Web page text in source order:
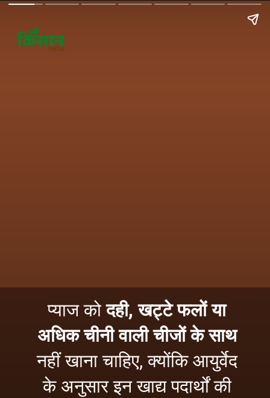
प्याज कोदही, खट्टे फलों या
अधिक चीनी वाली चीजों के साथ
नहीं खाना चाहिए, क्योंकि आयुर्वेद
के अनुसार इन खाद्य पदार्थों की